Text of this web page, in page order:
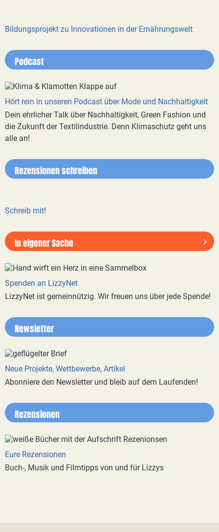
Bildungsprojekt zu Innovationen in der Ernährungswelt
Podcast
Hört rein in unseren Podcast über Mode und Nachhaltigkeit
Dein ehrlicher Talk über Nachhaltigkeit, Green Fashion und
die Zukunft der Textilindustrie. Denn Klimaschutz geht uns
alle an!
Rezensionen schreiben
Schreib mit!
In eigener Sache
Spenden an LizzyNet
LizzyNet ist gemeinnützig. Wir freuen uns über jede Spende!
Newsletter
Neue Projekte, Wettbewerbe, Artikel
Abonniere den Newsletter und bleib auf dem Laufenden!
Rezensionen
Eure Rezensionen
Buch-, Musik und Filmtipps von und für Lizzys